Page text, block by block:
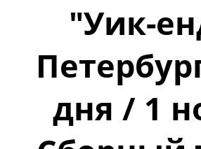
"Уик-
дня / 1